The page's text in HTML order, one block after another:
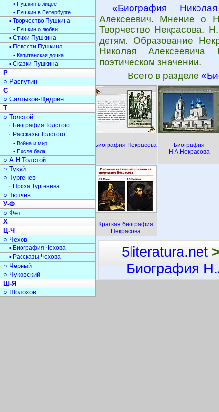
«Биография
Алексеевич. Мнение о
Творчество Некрасова.
детям. Образование
Николая
поэтическом значении.
Всего в разделе
Биография Некрасова
Биография
Н.А.Некрасова
Краткая биография
Некрасова
• Пушкин в лицее
• Пушкин в Петербурге
▫ Творчество Пушкина
• Пушкин о любви
▫ Стихи Пушкина
▫ Повести Пушкина
• Капитанская дочка
▫ Сказки Пушкина
Р
○ Распутин
С
○ Салтыков-Щедрин
Т
○ Толстой
▫ Биография Толстого
▫ Рассказы Толстого
• Война и мир
• После бала
○ А.Н.Толстой
○ Тукай
○ Тургенев
▫ Проза Тургенева
○ Тютчев
У-Ф
○ Фет
Х
Ц-Ч
○ Чехов
▫ Биография Чехова
▫ Рассказы Чехова
○ Чёрный
○ Чуковский
Ш-Я
○ Шолохов
5literatura.net
Биография